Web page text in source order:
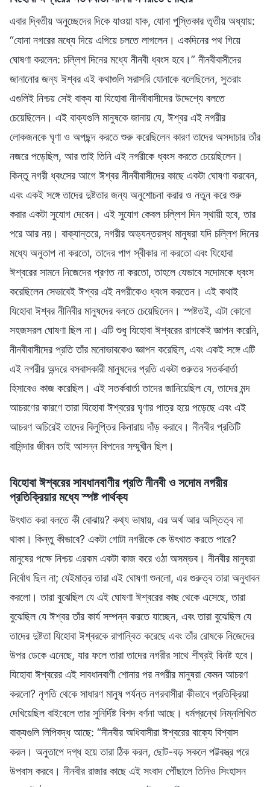
এবার দ্বিতীয় অনুচ্ছেদের দিকে যাওয়া যাক, যোনা পুস্তিকার তৃতীয় অধ্যায়:
“যোনা নগরের মধ্যে দিয়ে এগিয়ে চলতে লাগলেন। একদিনের পথ গিয়ে
ঘোষণা করলেন: চল্লিশ দিনের মধ্যে নীনবী ধ্বংস হবে।” নীনবীবাসীদের
জানানোর জন্য ঈশ্বর এই কথাগুলি সরাসরি যোনাকে বলেছিলেন, সুতরাং
এগুলিই নিশ্চয় সেই বাক্য যা যিহোবা নীনবীবাসীদের উদ্দেশ্যে বলতে
চেয়েছিলেন। এই বাক্যগুলি মানুষকে জানায় যে, ঈশ্বর এই নগরীর
লোকজনকে ঘৃণা ও অপছন্দ করতে শুরু করেছিলেন কারণ তাদের অসদাচার তাঁর
নজরে পড়েছিল, আর তাই তিনি এই নগরীকে ধ্বংস করতে চেয়েছিলেন।
কিন্তু নগরী ধ্বংসের আগে ঈশ্বর নীনবীবাসীদের কাছে একটা ঘোষণা করবেন,
এবং একই সঙ্গে তাদের দুষ্টতার জন্য অনুশোচনা করার ও নতুন করে শুরু
করার একটা সুযোগ দেবেন। এই সুযোগ কেবল চল্লিশ দিন স্থায়ী হবে, তার
পরে আর নয়। বাক্যান্তরে, নগরীর অভ্যন্তরস্থ মানুষরা যদি চল্লিশ দিনের
মধ্যে অনুতাপ না করতো, তাদের পাপ স্বীকার না করতো এবং যিহোবা
ঈশ্বরের সামনে নিজেদের প্রণত না করতো, তাহলে যেভাবে সদোমকে ধ্বংস
করেছিলেন সেভাবেই ঈশ্বর এই নগরীকেও ধ্বংস করতেন। এই কথাই
যিহোবা ঈশ্বর নীনিবীর মানুষদের বলতে চেয়েছিলেন। স্পষ্টতই, এটা কোনো
সহজসরল ঘোষণা ছিল না। এটি শুধু যিহোবা ঈশ্বরের রাগকেই জ্ঞাপন করেনি,
নীনবীবাসীদের প্রতি তাঁর মনোভাবকেও জ্ঞাপন করেছিল, এবং একই সঙ্গে এটি
এই নগরীর অন্দরে বসবাসকারী মানুষদের প্রতি একটা গুরুতর সতর্কবার্তা
হিসাবেও কাজ করেছিল। এই সতর্কবার্তা তাদের জানিয়েছিল যে, তাদের মন্দ
আচরণের কারণে তারা যিহোবা ঈশ্বরের ঘৃণার পাত্র হয়ে পড়েছে এবং এই
আচরণ অচিরেই তাদের বিলুপ্তির কিনারায় দাঁড় করাবে। নীনবীর প্রতিটি
বাসিন্দার জীবন তাই আসন্ন বিপদের সম্মুখীন ছিল।
যিহোবা ঈশ্বরের সাবধানবাণীর প্রতি নীনবী ও সদোম নগরীর
প্রতিক্রিয়ার মধ্যে স্পষ্ট পার্থক্য
উৎখাত করা বলতে কী বোঝায়? কথ্য ভাষায়, এর অর্থ আর অস্তিত্ব না
থাকা। কিন্তু কীভাবে? একটা গোটা নগরীকে কে উৎখাত করতে পারে?
মানুষের পক্ষে নিশ্চয় এরকম একটা কাজ করে ওঠা অসম্ভব। নীনবীর মানুষরা
নির্বোধ ছিল না; যেইমাত্র তারা এই ঘোষণা শুনলো, এর গুরুত্ব তারা অনুধাবন
করলো। তারা বুঝেছিল যে এই ঘোষণা ঈশ্বরের কাছ থেকে এসেছে, তারা
বুঝেছিল যে ঈশ্বর তাঁর কার্য সম্পন্ন করতে যাচ্ছেন, এবং তারা বুঝেছিল যে
তাদের দুষ্টতা যিহোবা ঈশ্বরকে রাগান্বিত করেছে এবং তাঁর রোষকে নিজেদের
উপর ডেকে এনেছে, যার ফলে তারা তাদের নগরীর সাথে শীঘ্রই বিনষ্ট হবে।
যিহোবা ঈশ্বরের এই সাবধানবাণী শোনার পর নগরীর মানুষরা কেমন আচরণ
করলো? নৃপতি থেকে সাধারণ মানুষ পর্যন্ত নগরবাসীরা কীভাবে প্রতিক্রিয়া
দেখিয়েছিল বাইবেলে তার সুনির্দিষ্ট বিশদ বর্ণনা আছে। ধর্মগ্রন্থে নিম্নলিখিত
বাক্যগুলি লিপিবদ্ধ আছে: “নীনবীর অধিবাসীরা ঈশ্বরের বাক্যে বিশ্বাস
করল। অনুতাপে দগ্ধ হয়ে তারা ঠিক করল, ছোট-বড় সকলে পট্টবস্ত্র পরে
উপবাস করবে। নীনবীর রাজার কাছে এই সংবাদ পৌঁছালে তিনিও সিংহাসন